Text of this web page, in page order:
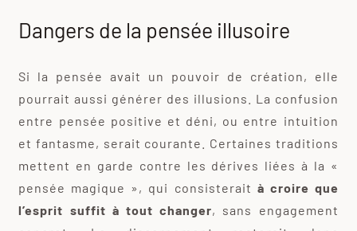
Dangers de la pensée illusoire
Si la pensée avait un pouvoir de création, elle
pourrait aussi générer des illusions. La confusion
entre pensée positive et déni, ou entre intuition
et fantasme, serait courante. Certaines traditions
mettent en garde contre les dérives liées à la «
pensée magique », qui consisterait à croire que
l’esprit suffit à tout changer, sans engagement